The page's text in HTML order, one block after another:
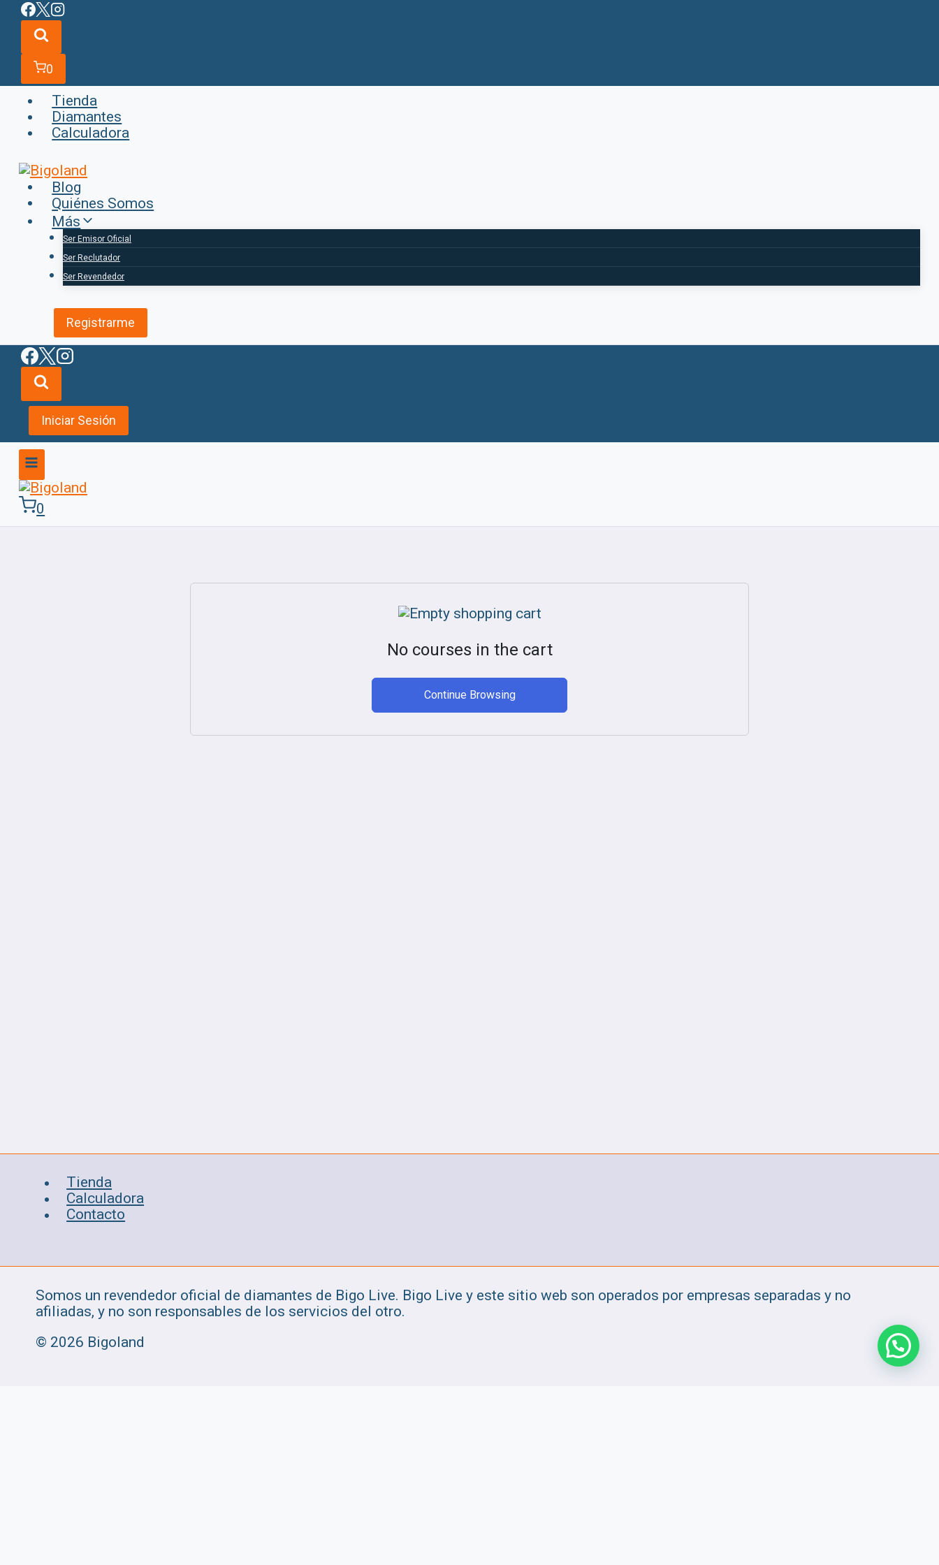
Saltar
contenido
0
Tienda
Diamantes
Calculadora
Blog
Quiénes Somos
Más
Ser Emisor Oficial
Ser Reclutador
Ser Revendedor
Registrarme
Iniciar Sesión
0
No courses in the cart
Continue Browsing
Tienda
Calculadora
Contacto
Somos un revendedor oficial de diamantes de Bigo Live. Bigo Live y este sitio web son operados por empresas separadas y no
afiliadas, y no son responsables de los servicios del otro.
© 2026 Bigoland